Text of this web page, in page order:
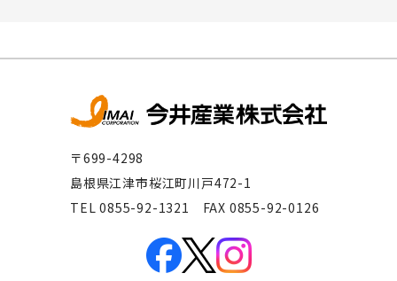
〒699-4298
島根県江津市桜江町川戸472-1
TEL 0855-92-1321 FAX 0855-92-0126